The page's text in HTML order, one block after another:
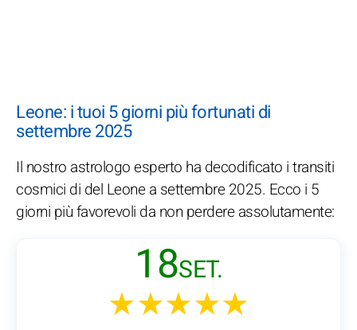
Leone: i tuoi 5 giorni più fortunati di
settembre 2025
Il nostro astrologo esperto ha decodificato i transiti
cosmici di del Leone a settembre 2025. Ecco i 5
giorni più favorevoli da non perdere assolutamente:
18SET.
★★★★★